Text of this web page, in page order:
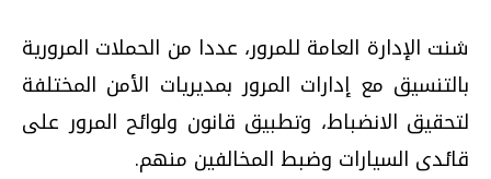
شنت الإدارة العامة للمرور، عددا من الحملات المرورية
بالتنسيق مع إدارات المرور بمديريات الأمن المختلفة
لتحقيق الانضباط، وتطبيق قانون ولوائح المرور على
قائدى السيارات وضبط المخالفين منهم.